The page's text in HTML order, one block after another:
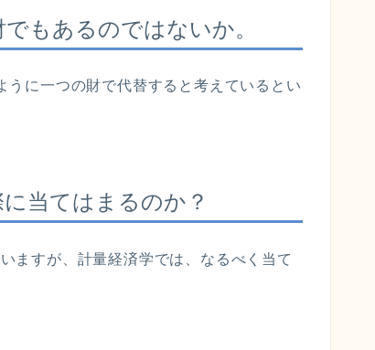
もあるのではないか。
に一つの財で代替すると考えているとい
当てはまるのか？
ますが、計量経済学では、なるべく当て